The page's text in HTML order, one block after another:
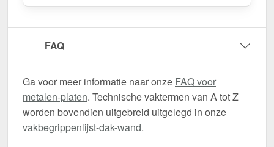
FAQ
Ga voor meer informatie naar onze FAQ voor
metalen-platen. Technische vaktermen van A tot Z
worden bovendien uitgebreid uitgelegd in onze
vakbegrippenlijst-dak-wand.